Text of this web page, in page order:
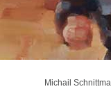
Michail